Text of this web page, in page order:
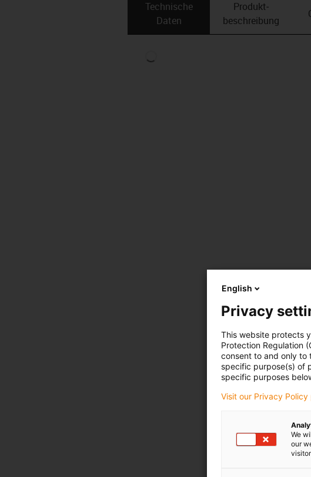
Technische
Daten
Produkt­
beschreibung
English
Privacy
This website protects
Protection Regulation
consent to and only to
specific purpose(s) of
specific purposes
Visit our Privacy
We
our